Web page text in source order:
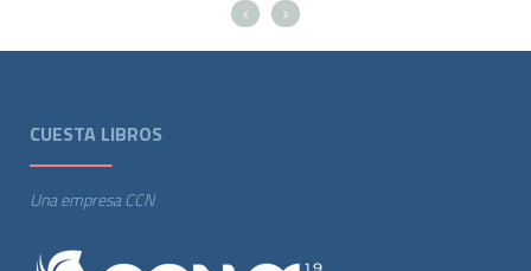
CUESTA LIBROS
Una empresa CCN